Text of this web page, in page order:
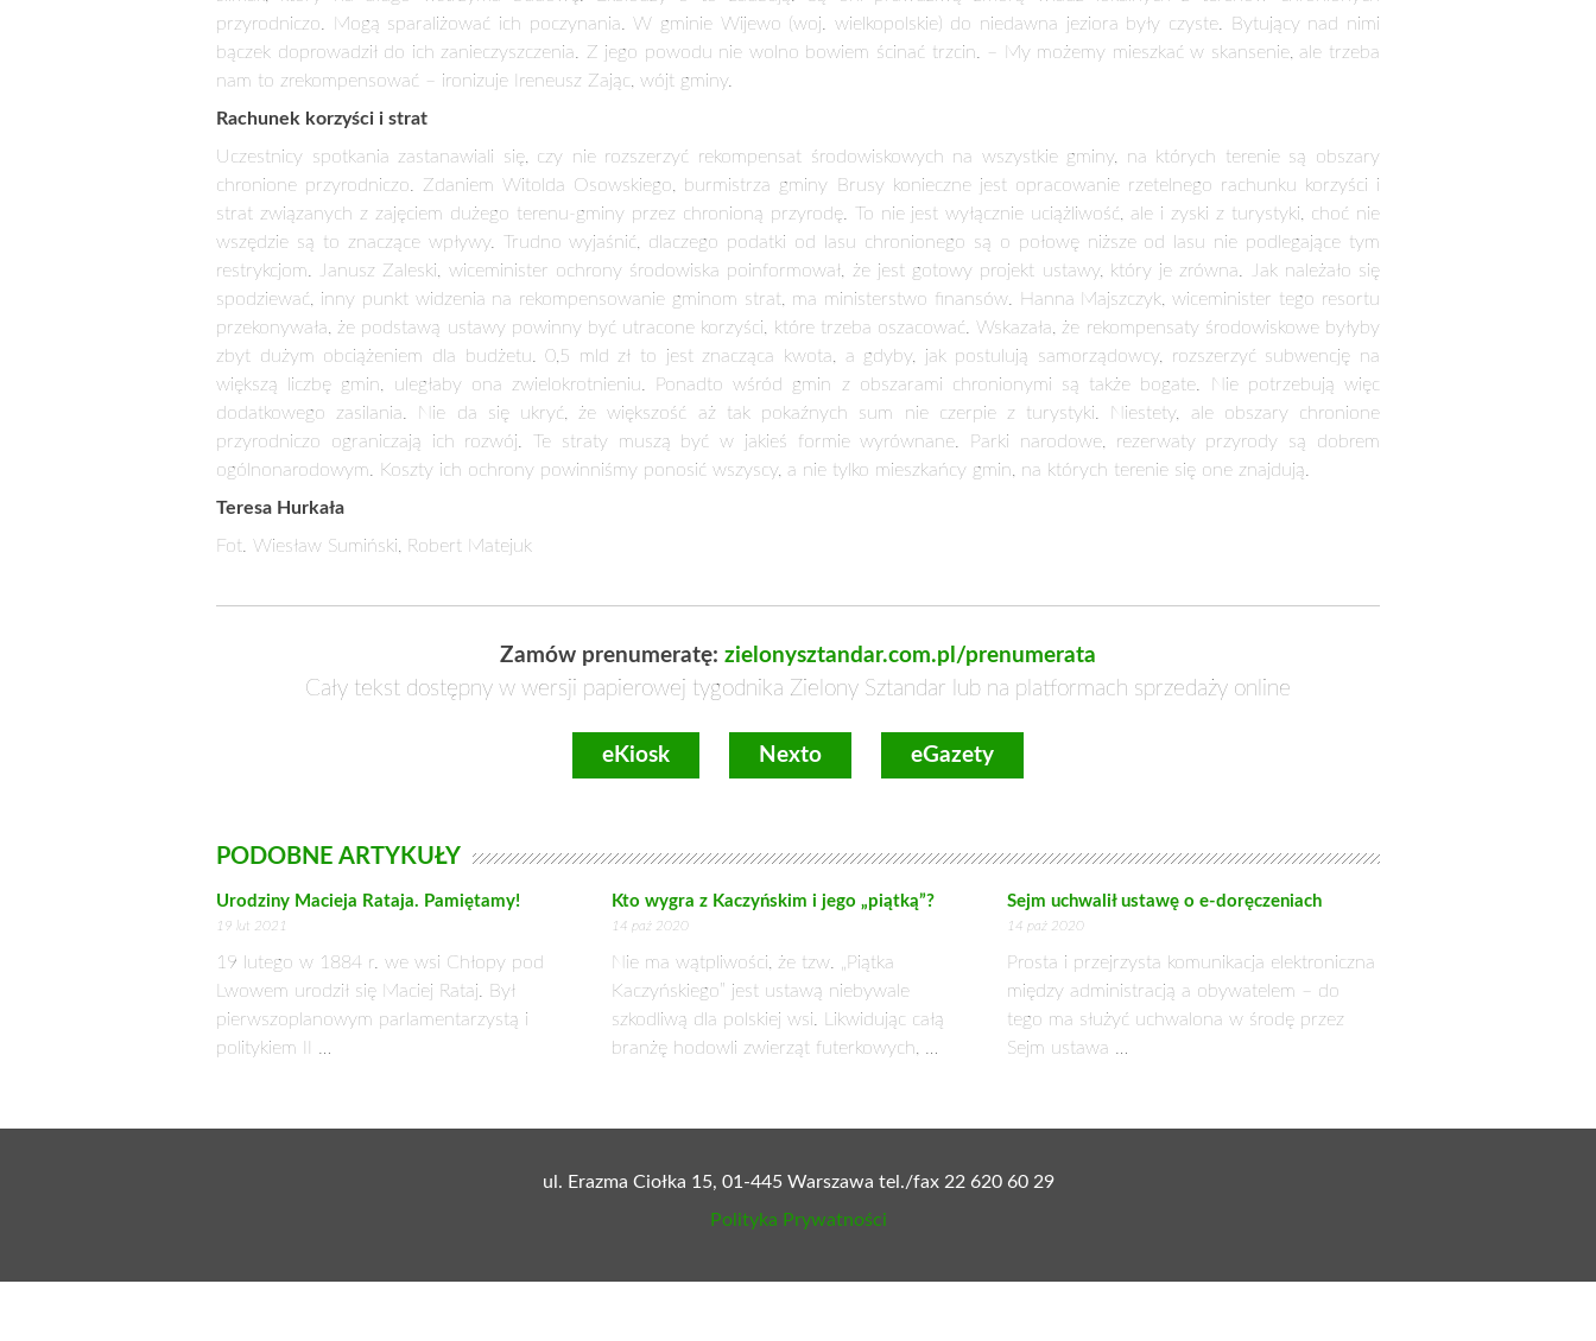
mechanizm korygujący, ponieważ inne są potrzeby gmin bogatych, które uzyskują duże dochody z turystyki, a inne tych, które nie mają z niej
znaczących wpływów. – Nie może być tak, że gminy są karane za to, że mają obszary chronione przyrodniczo – zauważył Krzysztof Mróz,
wójt gminy Lutowiska (woj. podkarpackie). Ogromny jej obszar, małe zaludnienie i ostrzejszy niż gdzie indziej klimat generują wysokie koszty
inne formy ochrony przyrody. To ma odbicie w dochodach. Są uszczuplone, co utrudnia zgromadzenie wkładu własnego na inwestycje za
unijne środki.
Ekoterroryści w akcji
– Na naszym terenie rozciąga się Biebrzański Park Narodowy. Służy całemu nardowi, niech na jego utrzymanie łożą wszyscy Polacy, a nie tylko
mieszkańcy gminy – przekonywał Zdzisław Dąbrowski, wójt gminy Trzcianne, woj. podlaskie. O tym, jak chronić tę unikatowa przyrodę, chcą
decydować wszyscy, ale koszty z tym związane spadają na gminę. Do tego rygory środowiskowe uniemożliwiają podjęcie różnych
przedsięwzięć. Na budowę biogazowni nie zgadzają się ekolodzy. Słusznie należy się nam rekompensata za utracone dochody, lecz obawiamy
się, czy jej wprowadzenie nie pozbawi nas subwencji wyrównawczej, należnej z tzw. Janosikowego – dodał wójt. Janusz Papich, wójt gminy
Świętajno (woj. warmińsko-mazurskie) zwrócił uwagę, że oprócz strat spowodowanych ograniczeniem działalności gospodarczej, gminy muszą
ponosić wyższe koszty związane na przykład z opracowaniem planu przestrzennego zagospodarowania. Te koszty są nie tylko pięciokrotnie
wyższe, ale i trudno znaleźć wykonawców, bo jest to utrudniona praca. Ponadto każda inwestycja pociąga za sobą konieczność przygotowania
jej wpływu na środowisko, a także opracowania rozwiązań alternatywnych. To znacząco podraża już samo skompletowanie dokumentów,
ślimak, który na długo wstrzyma budowę. Ekolodzy o to zadbają. Są oni prawdziwą zmorą władz lokalnych z terenów chronionych
przyrodniczo. Mogą sparaliżować ich poczynania. W gminie Wijewo (woj. wielkopolskie) do niedawna jeziora były czyste. Bytujący nad nimi
nam to zrekompensować – ironizuje Ireneusz Zając, wójt gminy.
Uczestnicy spotkania zastanawiali się, czy nie rozszerzyć rekompensat środowiskowych na wszystkie gminy, na których terenie są obszary
strat związanych z zajęciem dużego terenu-gminy przez chronioną przyrodę. To nie jest wyłącznie uciążliwość, ale i zyski z turystyki, choć nie
wszędzie są to znaczące wpływy. Trudno wyjaśnić, dlaczego podatki od lasu chronionego są o połowę niższe od lasu nie podlegające tym
przekonywała, że podstawą ustawy powinny być utracone korzyści, które trzeba oszacować. Wskazała, że rekompensaty środowiskowe byłyby
większą liczbę gmin, uległaby ona zwielokrotnieniu. Ponadto wśród gmin z obszarami chronionymi są także bogate. Nie potrzebują więc
dodatkowego zasilania. Nie da się ukryć, że większość aż tak pokaźnych sum nie czerpie z turystyki. Niestety, ale obszary chronione
przyrodniczo ograniczają ich rozwój. Te straty muszą być w jakieś formie wyrównane. Parki narodowe, rezerwaty przyrody są dobrem
ogólnonarodowym. Koszty ich ochrony powinniśmy ponosić wszyscy, a nie tylko mieszkańcy gmin, na których terenie się one znajdują.
Teresa Hurkała
Zamów prenumeratę:zielonysztandar.com.pl/prenumerata
Cały tekst dostępny w wersji papierowej tygodnika Zielony Sztandar lub na platformach sprzedaży online
eKiosk Nexto eGazety